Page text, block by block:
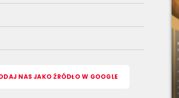
NAS JAKO ŹRÓDŁO W GOOGLE